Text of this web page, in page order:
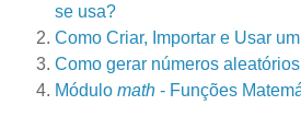
se usa?
Como Criar, Importar e Usar
Como gerar números
Módulo math - Funções